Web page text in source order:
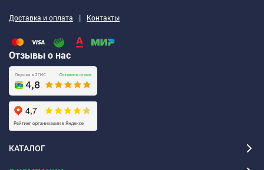
Инструкция по применению
Перед применением пленку необходимо удалить.
Клей тщательно размешать!
применению.
может быть покрыто напольным покрытием в течение
Доставка и оплата | Контакты
Отзывы о нас
КАТАЛОГ